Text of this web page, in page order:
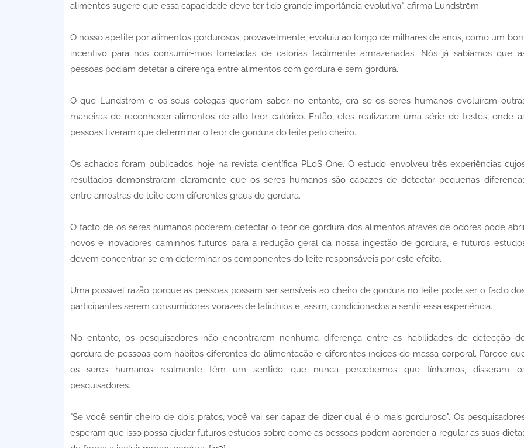
alimentos sugere que essa capacidade deve ter tido grande importância evolutiva", afirma Lundström.
O nosso apetite por alimentos gordurosos, provavelmente, evoluiu ao longo de milhares de anos, como um
incentivo para nós consumir-mos toneladas de calorias facilmente armazenadas. Nós já sabíamos que
pessoas podiam detetar a diferença entre alimentos com gordura e sem gordura.
O que Lundström e os seus colegas queriam saber, no entanto, era se os seres humanos evoluíram
maneiras de reconhecer alimentos de alto teor calórico. Então, eles realizaram uma série de testes, onde
pessoas tiveram que determinar o teor de gordura do leite pelo cheiro.
Os achados foram publicados hoje na revista científica PLoS One. O estudo envolveu três experiências
resultados demonstraram claramente que os seres humanos são capazes de detectar pequenas
entre amostras de leite com diferentes graus de gordura.
O facto de os seres humanos poderem detectar o teor de gordura dos alimentos através de odores pode
novos e inovadores caminhos futuros para a redução geral da nossa ingestão de gordura, e futuros
devem concentrar-se em determinar os componentes do leite responsáveis por este efeito.
Uma possível razão porque as pessoas possam ser sensíveis ao cheiro de gordura no leite pode ser o facto
participantes serem consumidores vorazes de laticínios e, assim, condicionados a sentir essa experiência.
No entanto, os pesquisadores não encontraram nenhuma diferença entre as habilidades de detecção
gordura de pessoas com hábitos diferentes de alimentação e diferentes índices de massa corporal. Parece
os seres humanos realmente têm um sentido que nunca percebemos que tínhamos, disseram
pesquisadores.
"Se você sentir cheiro de dois pratos, você vai ser capaz de dizer qual é o mais gorduroso". Os
esperam que isso possa ajudar futuros estudos sobre como as pessoas podem aprender a regular as suas